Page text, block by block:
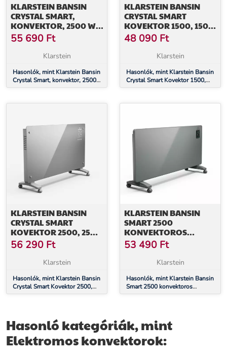
KLARSTEIN BANSIN
CRYSTAL SMART,
KONVEKTOR, 2500 W,
5 - 50 °C, VEZÉRLÉS
APPLIKÁCIÓN
KERESZTÜL
55 690 Ft
Klarstein
Hasonlók, mint Klarstein Bansin
Crystal Smart, konvektor, 2500
W, 5 - 50 °C, vezérlés
KLARSTEIN BANSIN
CRYSTAL SMART
KOVEKTOR 1500, 1500
W, ALKALMAZÁS, 5- 50
°C, LED KIJELZŐ,
ÉRINTŐKÉPERNYŐ
48 090 Ft
Klarstein
Hasonlók, mint Klarstein Bansin
Crystal Smart Kovektor 1500,
1500 W, Alkalmazás, 5- 50 °C,
KLARSTEIN BANSIN
CRYSTAL SMART
KOVEKTOR 2500, 2500
W, ALKALMAZÁS, 5- 50
°C, LED KIJELZŐ,
ÉRINTŐKÉPERNYŐ
56 290 Ft
Klarstein
Hasonlók, mint Klarstein Bansin
Crystal Smart Kovektor 2500,
2500 W, Alkalmazás, 5- 50 °C,
KLARSTEIN BANSIN
SMART 2500
KONVEKTOROS
HŐSUGÁRZÓ, 2500 W,
ALKALMAZÁS, 5- 50 °C,
LED KIJELZŐ,
53 490 Ft
Klarstein
Hasonlók, mint Klarstein Bansin
Smart 2500 konvektoros
hősugárzó, 2500 W,
Hasonló kategóriák, mint
Elektromos konvektorok: